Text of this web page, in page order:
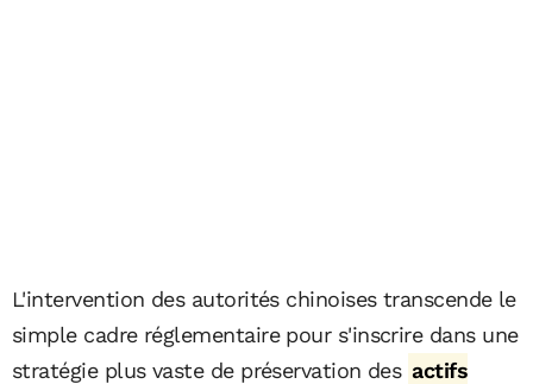
L'intervention des autorités chinoises transcende le
simple cadre réglementaire pour s'inscrire dans une
stratégie plus vaste de préservation des actifs